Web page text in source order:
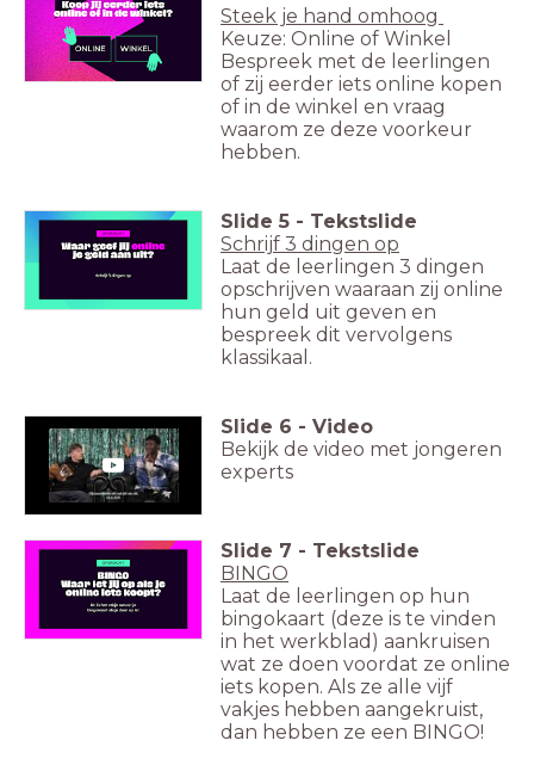
Steek je hand omhoog
Keuze: Online of Winkel
Bespreek met de leerlingen
of zij eerder iets online kopen
of in de winkel en vraag
waarom ze deze voorkeur
hebben.
Slide 5 - Tekstslide
Schrijf 3 dingen op
Laat de leerlingen 3 dingen
opschrijven waaraan zij online
hun geld uit geven en
bespreek dit vervolgens
klassikaal.
Slide 6 - Video
Bekijk de video met jongeren
experts
Slide 7 - Tekstslide
BINGO
Laat de leerlingen op hun
bingokaart (deze is te vinden
in het werkblad) aankruisen
wat ze doen voordat ze online
iets kopen. Als ze alle vijf
vakjes hebben aangekruist,
dan hebben ze een BINGO!